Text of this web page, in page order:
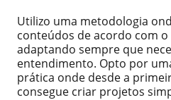
Utilizo uma metodologia
conteúdos de acordo com
adaptando sempre que
entendimento. Opto por
prática onde desde a
consegue criar projetos